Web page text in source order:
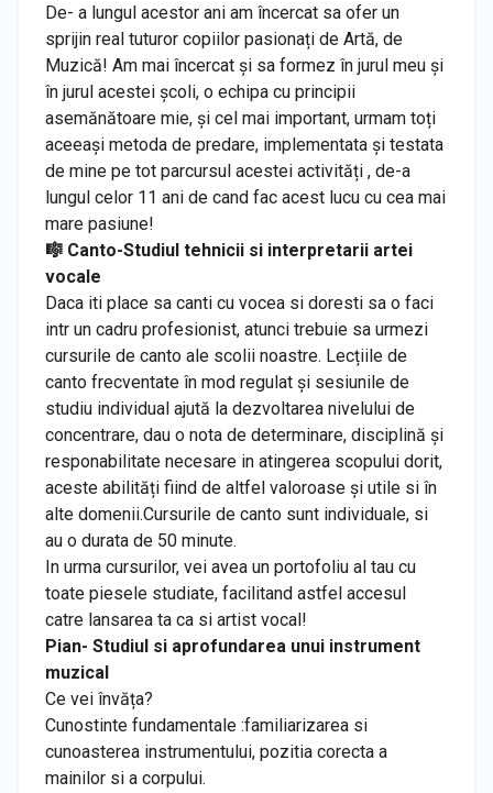
De- a lungul acestor ani am încercat sa ofer un
sprijin real tuturor copiilor pasionați de Artă, de
Muzică! Am mai încercat și sa formez în jurul meu și
în jurul acestei școli, o echipa cu principii
asemănătoare mie, și cel mai important, urmam toți
aceeași metoda de predare, implementata și testata
de mine pe tot parcursul acestei activități , de-a
lungul celor 11 ani de cand fac acest lucu cu cea mai
mare pasiune!
🎼 Canto-Studiul tehnicii si interpretarii artei
vocale
Daca iti place sa canti cu vocea si doresti sa o faci
intr un cadru profesionist, atunci trebuie sa urmezi
cursurile de canto ale scolii noastre. Lecțiile de
canto frecventate în mod regulat și sesiunile de
studiu individual ajută la dezvoltarea nivelului de
concentrare, dau o nota de determinare, disciplină și
responabilitate necesare in atingerea scopului dorit,
aceste abilități fiind de altfel valoroase și utile si în
alte domenii.Cursurile de canto sunt individuale, si
au o durata de 50 minute.
In urma cursurilor, vei avea un portofoliu al tau cu
toate piesele studiate, facilitand astfel accesul
catre lansarea ta ca si artist vocal!
Pian- Studiul si aprofundarea unui instrument
muzical
Ce vei învăța?
Cunostinte fundamentale :familiarizarea si
cunoasterea instrumentului, pozitia corecta a
mainilor si a corpului.